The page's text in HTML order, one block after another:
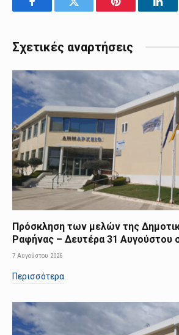
FacebookTwitter Pinterest
Σχετικές αναρτήσεις
Πρόσκληση των μελών της
Ραφήνας – Δευτέρα 31 Αυγούστου
7 Αυγούστου 2026
Περισσότερα